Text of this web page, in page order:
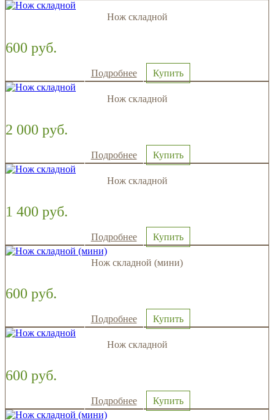
Нож складной
600 руб.
Подробнее Купить
Нож складной
2 000 руб.
Подробнее Купить
Нож складной
1 400 руб.
Подробнее Купить
Нож складной (мини)
600 руб.
Подробнее Купить
Нож складной
600 руб.
Подробнее Купить